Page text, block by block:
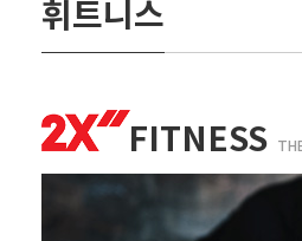
휘트니스
FITNESS